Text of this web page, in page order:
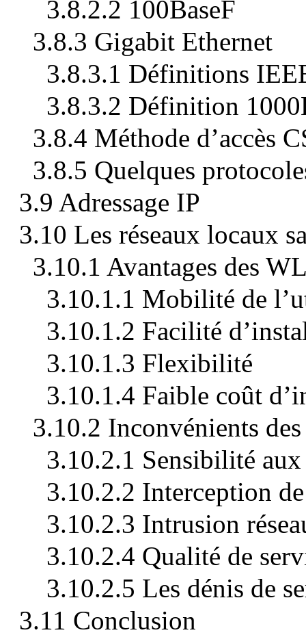
3.8.2.2 100BaseF
3.8.3 Gigabit Ethernet
3.8.3.1 Définitions
3.8.3.2 Définition
3.8.4 Méthode d’accès
3.8.5 Quelques
3.9 Adressage IP
3.10 Les réseaux locaux
3.10.1 Avantages des
3.10.1.1 Mobilité de
3.10.1.2 Facilité
3.10.1.3 Flexibilité
3.10.1.4 Faible coût
3.10.2 Inconvénients
3.10.2.1 Sensibilité
3.10.2.2 Interception
3.10.2.3 Intrusion
3.10.2.4 Qualité de
3.10.2.5 Les dénis de
3.11 Conclusion